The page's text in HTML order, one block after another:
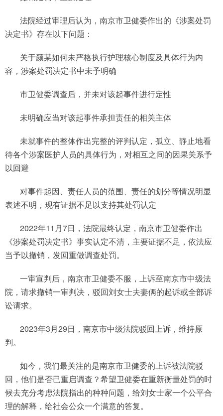
法院经过审理后认为，南京市卫健委作出的《涉案处罚
决定书》存在以下问题：
关于颜某如何未严格执行护理核心制度及具体行为内
容，涉案处罚决定书中未予明确
市卫健委调查后，并未对该起事件进行定性
未明确应当对该起事件承担责任的相关主体
未就事件的整体作出完整的评判认定，孤立、静止地看
待各个涉案医护人员的具体行为，对相互之间的因果关系予
以回避
对事件起因、责任人员的范围、责任的划分等情况明显
表述不明，现有证据不足以支持其处罚认定
2022年11月7日，法院最终认定，南京市卫健委作出
《涉案处罚决定书》事实认定不清，主要证据不足，依法应
当予以撤销，发回重做调查处罚。
一审宣判后，南京市卫健委不服，上诉至南京市中级法
院，请求撤销一审判决，驳回刘女士夫妻俩的起诉或全部诉
讼请求。
2023年3月29日，南京市中级法院驳回上诉，维持原
判。
如今，我们最关注的是南京市卫健委的上诉被法院驳
回，他们是否已重启调查？希望卫健委在重新衡量处罚的时
候去充分考虑法院指出的种种问题，给刘女士家一个公平合
理的解释，给社会公众一个满意的答复。